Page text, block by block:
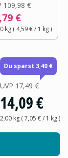
109,98 €
€
kg( 4,59 €/ 1 kg)
Du sparst 3,40 €
UVP 17,49 €
14,09 €
2,00 kg(7,05 €/ 1 kg)